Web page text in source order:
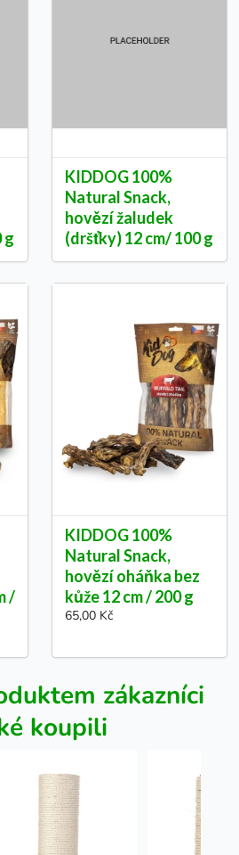
g
KIDDOG 100%
Natural Snack,
hovězí žaludek
(dršťky) 12 cm/ 100 g
/
KIDDOG 100%
Natural Snack,
hovězí oháňka bez
kůže 12 cm / 200 g
65,00 Kč
zákazníci
koupili